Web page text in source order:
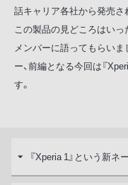
話キャリア各社から発売さ
この製品の見どころはい
メンバーに語ってもらい
ー、前編となる今回は『
す。
『Xperia 1』という新